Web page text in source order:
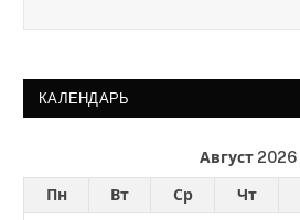
КАЛЕНДАРЬ
Август 2026
Пн Вт Ср Чт